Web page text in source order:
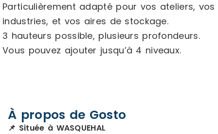
Particulièrement adapté pour vos ateliers, vos
industries, et vos aires de stockage.
3 hauteurs possible, plusieurs profondeurs.
Vous pouvez ajouter jusqu’à 4 niveaux.
À propos de Gosto
📌 Située à WASQUEHAL